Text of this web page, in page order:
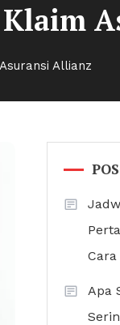
Allianz
Apa